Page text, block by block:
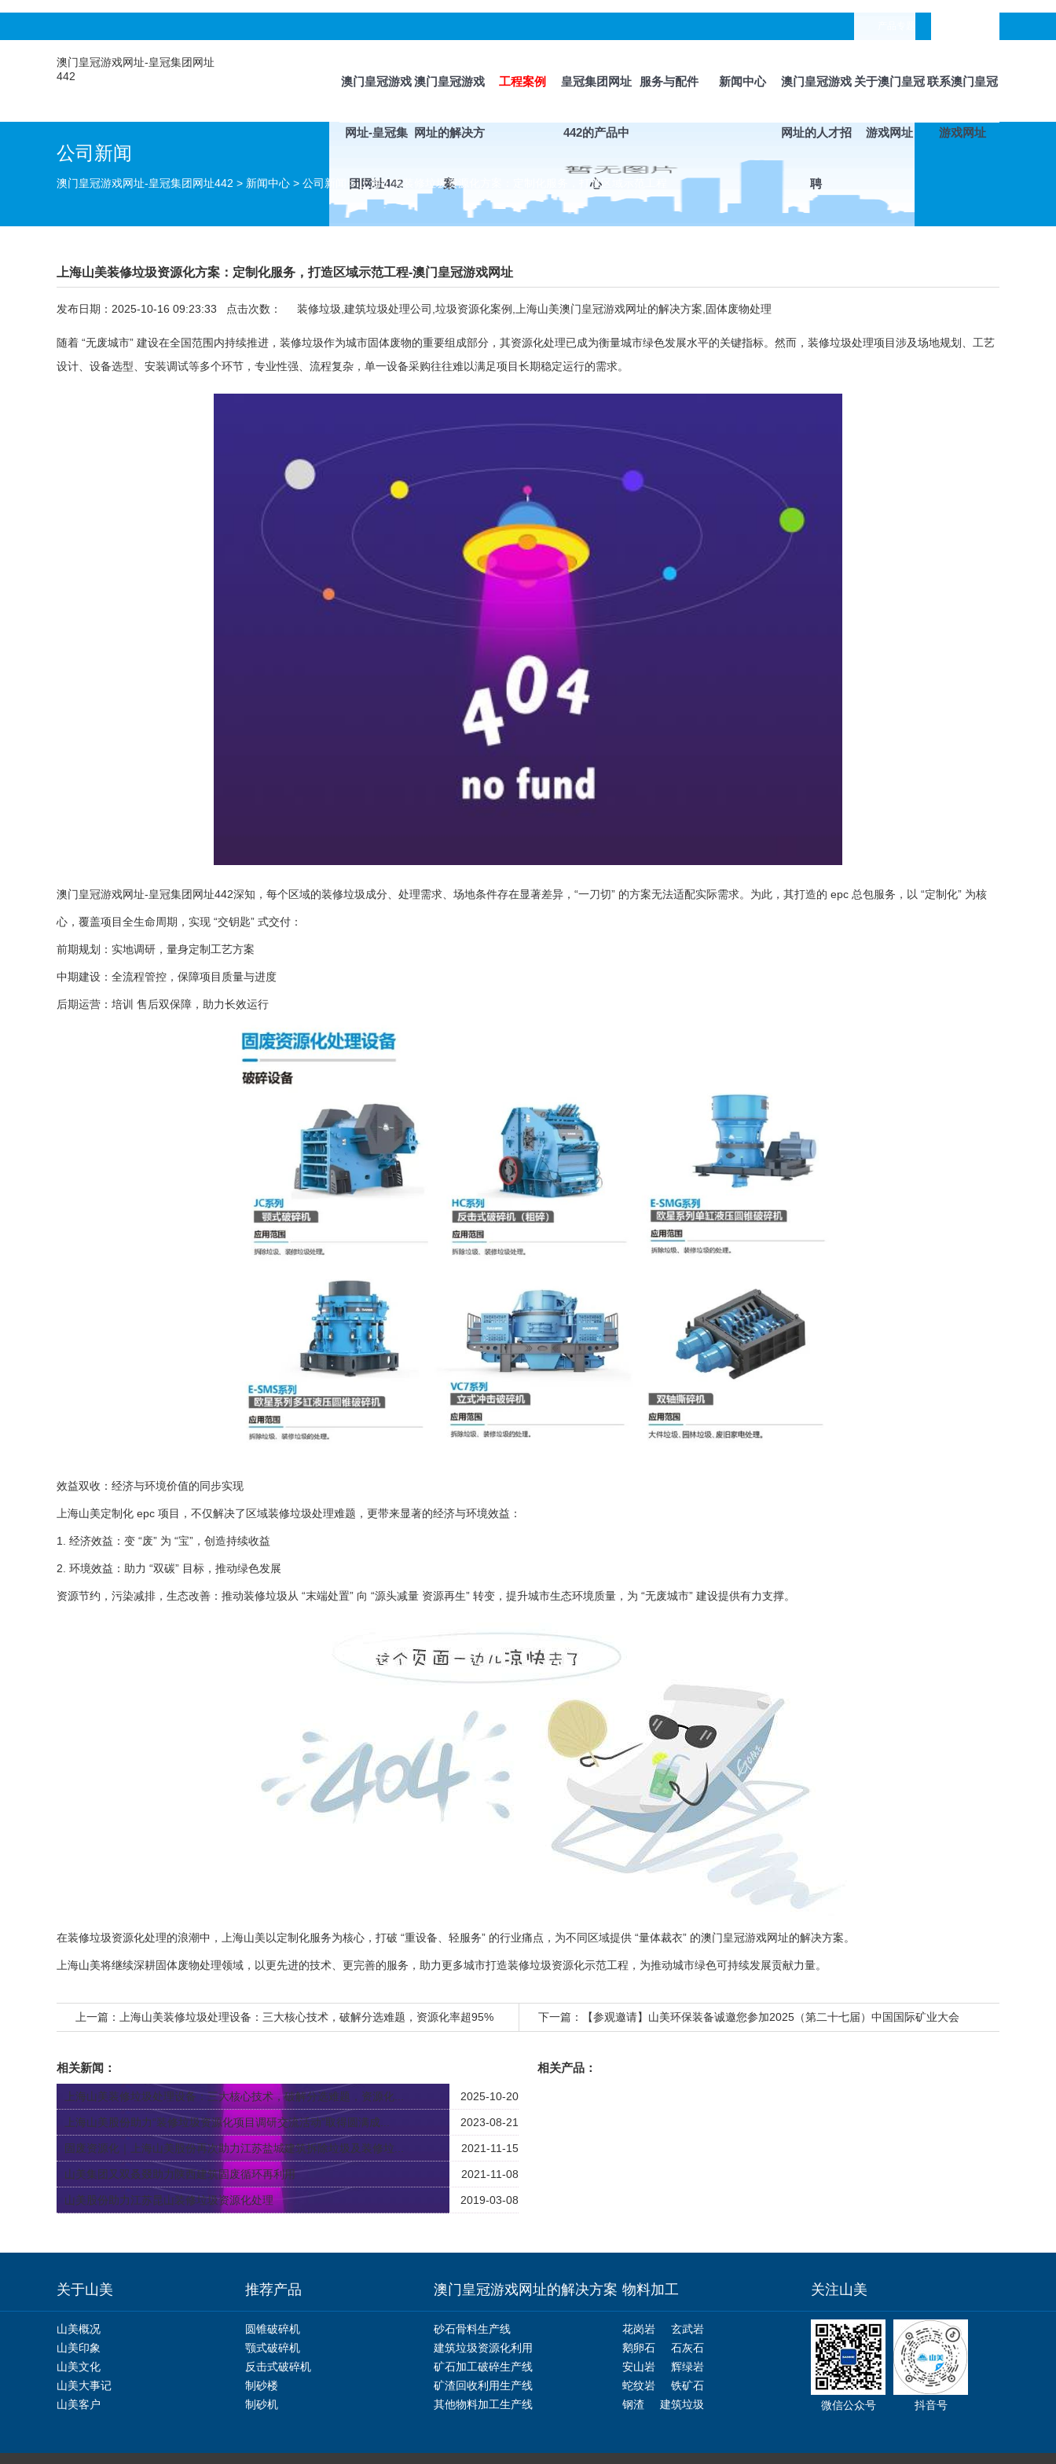
澳门皇冠游戏网址-皇冠集团网址
442
澳门皇冠游戏
网址-皇冠集
团网址442
澳门皇冠游戏
网址的解决方
案
工程案例 皇冠集团网址
442的产品中
心
服务与配件 新闻中心 澳门皇冠游戏
网址的人才招
聘
关于澳门皇冠
游戏网址
联系澳门皇冠
游戏网址
公司新闻
澳门皇冠游戏网址-皇冠集团网址442 > 新闻中心 > 公司新闻 > 上海山美装修垃圾资源化方案：定制化服务，打造区域示范工程
上海山美装修垃圾资源化方案：定制化服务，打造区域示范工程-澳门皇冠游戏网址
发布日期：2025-10-16 09:23:33 点击次数： 装修垃圾,建筑垃圾处理公司,垃圾资源化案例,上海山美澳门皇冠游戏网址的解决方案,固体废物处理
随着 “无废城市” 建设在全国范围内持续推进，装修垃圾作为城市固体废物的重要组成部分，其资源化处理已成为衡量城市绿色发展水平的关键指标。然而，装修垃圾处理项目涉及场地规划、工艺
设计、设备选型、安装调试等多个环节，专业性强、流程复杂，单一设备采购往往难以满足项目长期稳定运行的需求。
澳门皇冠游戏网址-皇冠集团网址442深知，每个区域的装修垃圾成分、处理需求、场地条件存在显著差异，“一刀切” 的方案无法适配实际需求。为此，其打造的 epc 总包服务，以 “定制化” 为核
心，覆盖项目全生命周期，实现 “交钥匙” 式交付：
前期规划：实地调研，量身定制工艺方案
中期建设：全流程管控，保障项目质量与进度
后期运营：培训 售后双保障，助力长效运行
效益双收：经济与环境价值的同步实现
上海山美定制化 epc 项目，不仅解决了区域装修垃圾处理难题，更带来显著的经济与环境效益：
1. 经济效益：变 “废” 为 “宝”，创造持续收益
2. 环境效益：助力 “双碳” 目标，推动绿色发展
资源节约，污染减排，生态改善：推动装修垃圾从 “末端处置” 向 “源头减量 资源再生” 转变，提升城市生态环境质量，为 “无废城市” 建设提供有力支撑。
在装修垃圾资源化处理的浪潮中，上海山美以定制化服务为核心，打破 “重设备、轻服务” 的行业痛点，为不同区域提供 “量体裁衣” 的澳门皇冠游戏网址的解决方案。
上海山美将继续深耕固体废物处理领域，以更先进的技术、更完善的服务，助力更多城市打造装修垃圾资源化示范工程，为推动城市绿色可持续发展贡献力量。
上一篇： 上海山美装修垃圾处理设备：三大核心技术，破解分选难题，资源化率超95% 下一篇： 【参观邀请】山美环保装备诚邀您参加2025（第二十七届）中国国际矿业大会
相关新闻：
上海山美装修垃圾处理设备：三大核心技术，破解分选难题，资源化... 2025-10-20
上海山美股份助力“装修垃圾资源化项目调研交流活动”取得圆满成... 2023-08-21
固废资源化｜上海山美股份再次助力江苏盐城建筑拆除垃圾及装修垃... 2021-11-15
山美集团又双叒叕助力陕西建筑固废循环再利用 2021-11-08
山美股份助力江苏昆山装修垃圾资源化处理 2019-03-08
相关产品：
关于山美 推荐产品 澳门皇冠游戏网址的解决方案 物料加工 关注山美
山美概况
山美印象
山美文化
山美大事记
山美客户
圆锥破碎机
颚式破碎机
反击式破碎机
制砂楼
制砂机
砂石骨料生产线
建筑垃圾资源化利用
矿石加工破碎生产线
矿渣回收利用生产线
其他物料加工生产线
花岗岩
玄武岩
鹅卵石
石灰石
安山岩
辉绿岩
蛇纹岩
铁矿石
钢渣
建筑垃圾 微信公众号 抖音号